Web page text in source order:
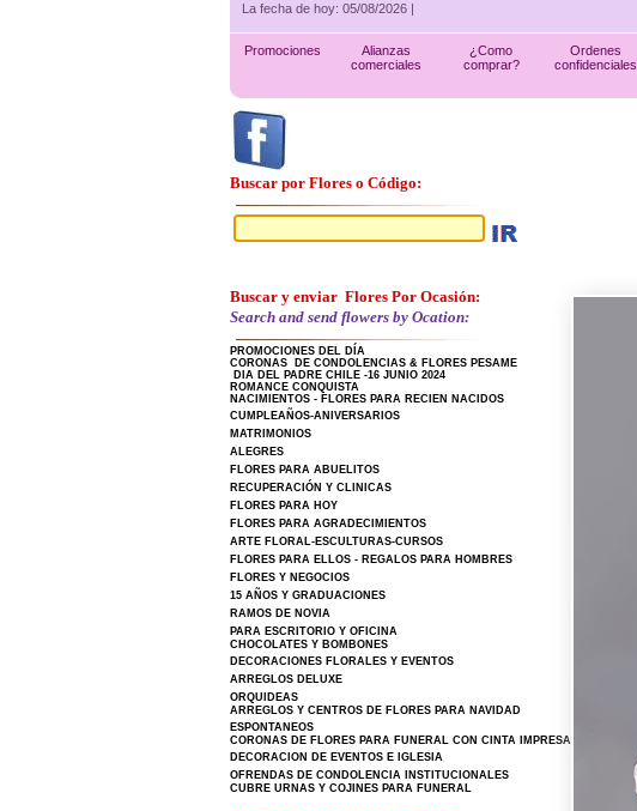
La fecha de hoy: 05/08/2026 |
Promociones
Alianzas
comerciales
¿Como
comprar?
Ordenes
confidenciales
Buscar por Flores o Código:
Buscar y enviar Flores Por Ocasión:
Search and send flowers by Ocation:
PROMOCIONES DEL DÍA
CORONAS DE CONDOLENCIAS & FLORES PESAME
DIA DEL PADRE CHILE -16 JUNIO 2024
ROMANCE CONQUISTA
NACIMIENTOS - FLORES PARA RECIEN NACIDOS
CUMPLEAÑOS-ANIVERSARIOS
MATRIMONIOS
ALEGRES
FLORES PARA ABUELITOS
RECUPERACIÓN Y CLINICAS
FLORES PARA HOY
FLORES PARA AGRADECIMIENTOS
ARTE FLORAL-ESCULTURAS-CURSOS
FLORES PARA ELLOS - REGALOS PARA HOMBRES
FLORES Y NEGOCIOS
15 AÑOS Y GRADUACIONES
RAMOS DE NOVIA
PARA ESCRITORIO Y OFICINA
CHOCOLATES Y BOMBONES
DECORACIONES FLORALES Y EVENTOS
ARREGLOS DELUXE
ORQUIDEAS
ARREGLOS Y CENTROS DE FLORES PARA NAVIDAD
ESPONTANEOS
CORONAS DE FLORES PARA FUNERAL CON CINTA IMPRESA
DECORACION DE EVENTOS E IGLESIA
OFRENDAS DE CONDOLENCIA INSTITUCIONALES
CUBRE URNAS Y COJINES PARA FUNERAL